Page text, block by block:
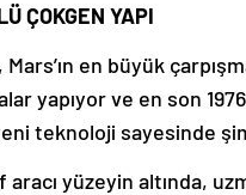
ÇOKGEN YAPI
en büyük
yapıyor ve en son
teknoloji sayesinde
aracı yüzeyin altında,